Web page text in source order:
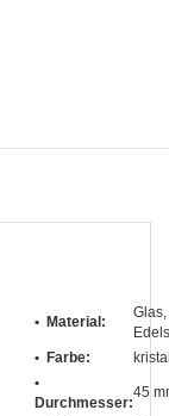
• Material:
Glas,
• Farbe:
•
Durchmesser:
45